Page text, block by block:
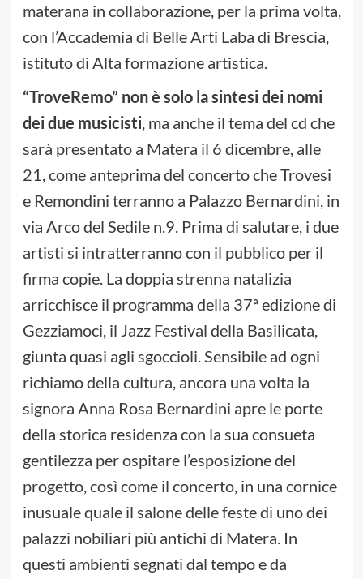
materana in collaborazione, per la prima volta,
con l’Accademia di Belle Arti Laba di Brescia,
istituto di Alta formazione artistica.
“TroveRemo” non è solo la sintesi dei nomi
dei due musicisti, ma anche il tema del cd che
sarà presentato a Matera il 6 dicembre, alle
21, come anteprima del concerto che Trovesi
e Remondini terranno a Palazzo Bernardini, in
via Arco del Sedile n.9. Prima di salutare, i due
artisti si intratterranno con il pubblico per il
firma copie. La doppia strenna natalizia
arricchisce il programma della 37ª edizione di
Gezziamoci, il Jazz Festival della Basilicata,
giunta quasi agli sgoccioli. Sensibile ad ogni
richiamo della cultura, ancora una volta la
signora Anna Rosa Bernardini apre le porte
della storica residenza con la sua consueta
gentilezza per ospitare l’esposizione del
progetto, così come il concerto, in una cornice
inusuale quale il salone delle feste di uno dei
palazzi nobiliari più antichi di Matera. In
questi ambienti segnati dal tempo e da